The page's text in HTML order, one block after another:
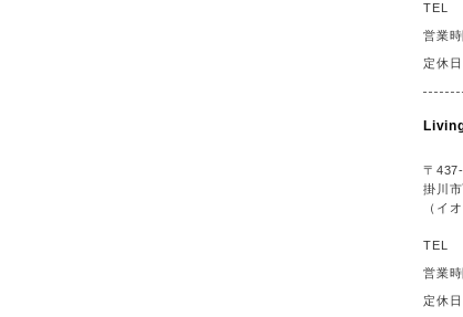
TEL
営業
定休日
〒
掛川
（イ
TEL
営業
定休日